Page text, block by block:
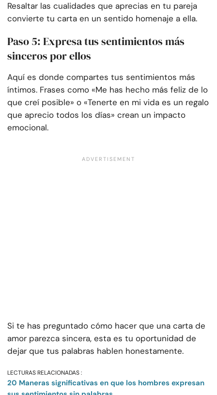
Resaltar las cualidades que aprecias en tu pareja
convierte tu carta en un sentido homenaje a ella.
Paso 5: Expresa tus sentimientos más
sinceros por ellos
Aquí es donde compartes tus sentimientos más
íntimos. Frases como «Me has hecho más feliz de lo
que creí posible» o «Tenerte en mi vida es un regalo
que aprecio todos los días» crean un impacto
emocional.
Si te has preguntado cómo hacer que una carta de
amor parezca sincera, esta es tu oportunidad de
dejar que tus palabras hablen honestamente.
LECTURAS RELACIONADAS :
20 Maneras significativas en que los hombres expresan